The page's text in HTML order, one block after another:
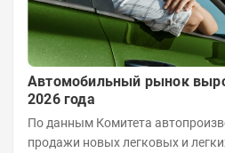
Автомобильный рынок
2026 года
По данным Комитета
продажи новых легковых и